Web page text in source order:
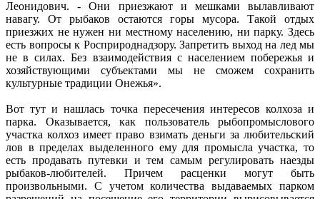
Леонидович. - Они приезжают и мешками вылавливают
навагу. От рыбаков остаются горы мусора. Такой отдых
приезжих не нужен ни местному населению, ни парку. Здесь
есть вопросы к Росприроднадзору. Запретить выход на лед мы
не в силах. Без взаимодействия с населением побережья и
хозяйствующими субъектами мы не сможем сохранить
культурные традиции Онежья».
Вот тут и нашлась точка пересечения интересов колхоза и
парка. Оказывается, как пользователь рыбопромыслового
участка колхоз имеет право взимать деньги за любительский
лов в пределах выделенного ему для промысла участка, то
есть продавать путевки и тем самым регулировать наезды
рыбаков-любителей. Причем расценки могут быть
произвольными. С учетом количества выдаваемых парком